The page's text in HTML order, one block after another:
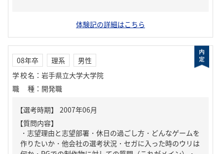
体験記の詳細はこちら
08年卒 理系
男性
学校名 ： 岩手県立大学大学院
職種 ： 開発職
【質問内容】
・志望理由と志望部署・休日の過ごし方・どんなゲームを
作りたいか・他会社の選考状況・セガに入った時のウリは